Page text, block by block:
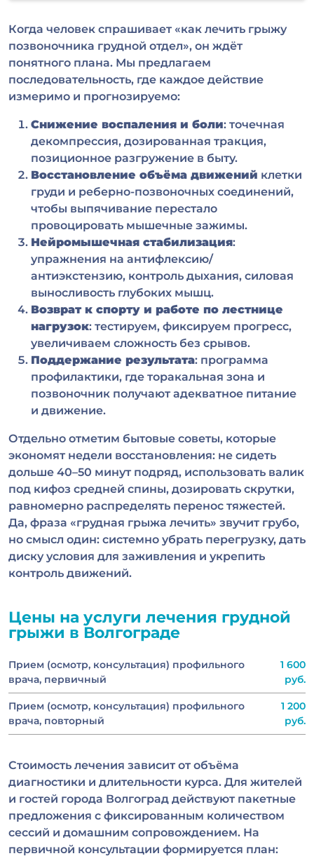
Когда человек спрашивает «как лечить грыжу
позвоночника грудной отдел», он ждёт
понятного плана. Мы предлагаем
последовательность, где каждое действие
измеримо и прогнозируемо:
Снижение воспаления и боли: точечная
декомпрессия, дозированная тракция,
позиционное разгружение в быту.
Восстановление объёма движений клетки
груди и реберно-позвоночных соединений,
чтобы выпячивание перестало
провоцировать мышечные зажимы.
Нейромышечная стабилизация:
упражнения на антифлексию/
антиэкстензию, контроль дыхания, силовая
выносливость глубоких мышц.
Возврат к спорту и работе по лестнице
нагрузок: тестируем, фиксируем прогресс,
увеличиваем сложность без срывов.
Поддержание результата: программа
профилактики, где торакальная зона и
позвоночник получают адекватное питание
и движение.
Отдельно отметим бытовые советы, которые
экономят недели восстановления: не сидеть
дольше 40–50 минут подряд, использовать валик
под кифоз средней спины, дозировать скрутки,
равномерно распределять перенос тяжестей.
Да, фраза «грудная грыжа лечить» звучит грубо,
но смысл один: системно убрать перегрузку, дать
диску условия для заживления и укрепить
контроль движений.
Цены на услуги лечения грудной
грыжи в Волгограде
Прием (осмотр, консультация) профильного
врача, первичный
1 600
руб.
Прием (осмотр, консультация) профильного
врача, повторный
1 200
руб.
Стоимость лечения зависит от объёма
диагностики и длительности курса. Для жителей
и гостей города Волгоград действуют пакетные
предложения с фиксированным количеством
сессий и домашним сопровождением. На
первичной консультации формируется план: